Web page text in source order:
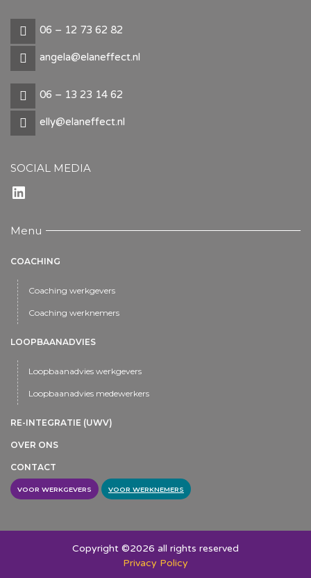
06 – 12 73 62 82
angela@elaneffect.nl
06 – 13 23 14 62
elly@elaneffect.nl
SOCIAL MEDIA
LinkedIn
Menu
COACHING
Coaching werkgevers
Coaching werknemers
LOOPBAANADVIES
Loopbaanadvies werkgevers
Loopbaanadvies medewerkers
RE-INTEGRATIE (UWV)
OVER ONS
CONTACT
VOOR WERKGEVERS VOOR WERKNEMERS
Copyright ©2026 all rights reserved
Privacy Policy